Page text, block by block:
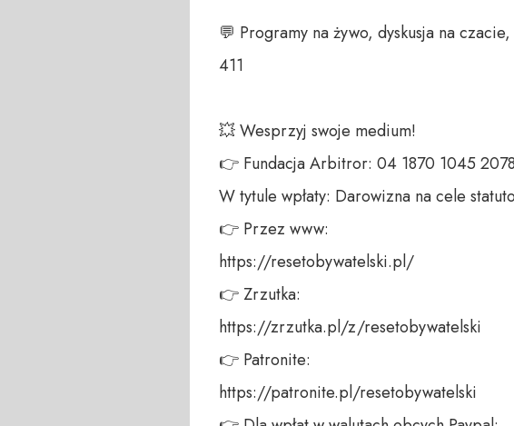
💬 Programy na żywo, dyskusja na
411
💥 Wesprzyj swoje medium!
👉 Fundacja Arbitror: 04 1870 1045
W tytule wpłaty: Darowizna na cele
👉 Przez www:
https://resetobywatelski.pl/
👉 Zrzutka:
https://zrzutka.pl/z/resetobywatelski
👉 Patronite:
https://patronite.pl/resetobywatelski